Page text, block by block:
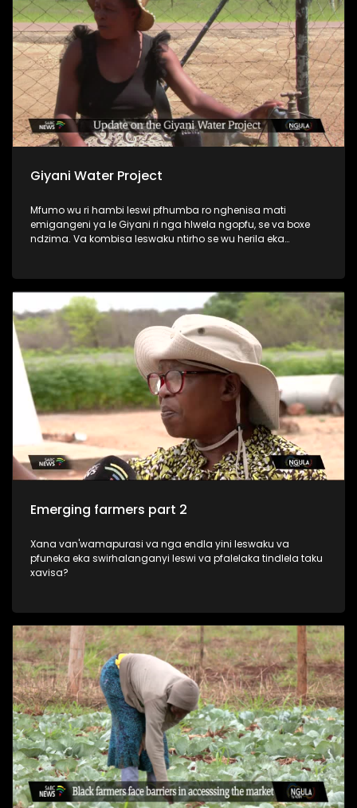
Giyani Water Project
Mfumo wu ri hambi leswi pfhumba ro nghenisa mati
emigangeni ya le Giyani ri nga hlwela ngopfu, se va boxe
ndzima. Va kombisa leswaku ntirho se wu herila eka
sala. Kambe lava nga ha lo rindzela va kanakana.
Emerging farmers part 2
Xana van'wamapurasi va nga endla yini leswaku va
pfuneka eka swirhalanganyi leswi va pfalelaka tindlela taku
xavisa?